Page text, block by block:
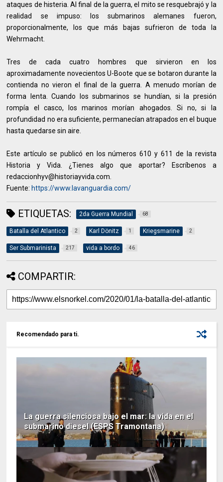
ataques de histeria. Al final de la guerra, el mito se resquebrajó y la
realidad se impuso: los submarinos alemanes fueron,
proporcionalmente, los que más bajas sufrieron de toda la
Wehrmacht.
Tres de cada cuatro hombres que sirvieron en los
aproximadamente novecientos U-Boote que se botaron durante la
contienda no vieron el final de la guerra. A menudo morían de
forma lenta. Cuando los submarinos se hundían, si la presión
rompía el casco, los marinos morían ahogados. Si no, si la
profundidad no era suficiente, permanecían atrapados en el buque
hasta quedarse sin aire.
Este artículo se publicó en los números 610 y 611 de la revista
Historia y Vida. ¿Tienes algo que aportar? Escríbenos a
redaccionhyv@historiayvida.com.
Fuente: https://www.lavanguardia.com/
ETIQUETAS: 2da Guerra Mundial 68
Batalla del Atlantico 2 Karl Dönitz 1 Kriegsmarine 2
Ser Submarinista 217 vida a bordo 46
COMPARTIR:
Recomendado para ti.
La guerra silenciosa bajo el mar: la vida en el
submarino diesel (ESPS Tramontana)